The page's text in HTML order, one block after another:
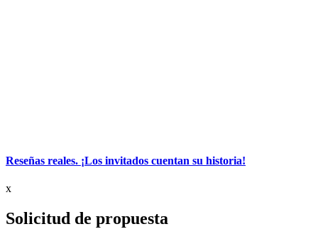
Reseñas reales. ¡Los invitados cuentan su historia!
x
Solicitud de propuesta